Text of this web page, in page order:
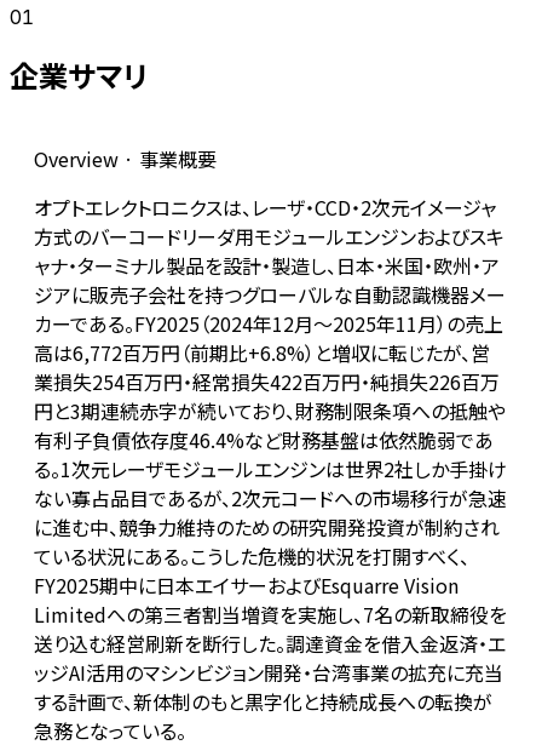
01
企業サマリ
Overview · 事業概要
オプトエレクトロニクスは、レーザ・CCD・2次元イメージャ
方式のバーコードリーダ用モジュールエンジンおよびスキ
ャナ・ターミナル製品を設計・製造し、日本・米国・欧州・ア
ジアに販売子会社を持つグローバルな自動認識機器メー
カーである。FY2025（2024年12月〜2025年11月）の売上
高は6,772百万円（前期比+6.8%）と増収に転じたが、営
業損失254百万円・経常損失422百万円・純損失226百万
円と3期連続赤字が続いており、財務制限条項への抵触や
有利子負債依存度46.4%など財務基盤は依然脆弱であ
る。1次元レーザモジュールエンジンは世界2社しか手掛け
ない寡占品目であるが、2次元コードへの市場移行が急速
に進む中、競争力維持のための研究開発投資が制約され
ている状況にある。こうした危機的状況を打開すべく、
FY2025期中に日本エイサーおよびEsquarre Vision
Limitedへの第三者割当増資を実施し、7名の新取締役を
送り込む経営刷新を断行した。調達資金を借入金返済・エ
ッジAI活用のマシンビジョン開発・台湾事業の拡充に充当
する計画で、新体制のもと黒字化と持続成長への転換が
急務となっている。